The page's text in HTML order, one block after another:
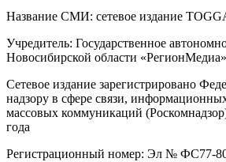
Название СМИ: cетевое издание
Учредитель: Государственное
Новосибирской области «РегионМедиа»
Сетевое издание зарегистрировано
надзору в сфере связи,
массовых коммуникаций
года
Регистрационный номер: Эл № ФС77-